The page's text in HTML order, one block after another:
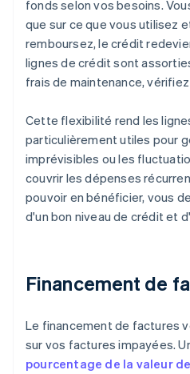
fonds selon vos besoins.
que sur ce que vous utilisez
remboursez, le crédit
lignes de crédit sont
frais de maintenance,
Cette flexibilité rend les
particulièrement utiles pour
imprévisibles ou les
couvrir les dépenses
pouvoir en bénéficier, vous
d'un bon niveau de crédit et
Financement de
Le financement de factures
sur vos factures impayées.
pourcentage de la valeur